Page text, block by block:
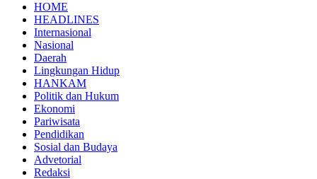
HOME
HEADLINES
Internasional
Nasional
Daerah
Lingkungan Hidup
HANKAM
Politik dan Hukum
Ekonomi
Pariwisata
Pendidikan
Sosial dan Budaya
Advetorial
Redaksi